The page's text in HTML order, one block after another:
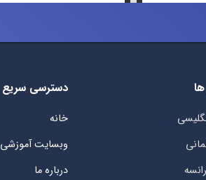
دسترسی سریع
خانه
وبسایت آموزشی
درباره ما